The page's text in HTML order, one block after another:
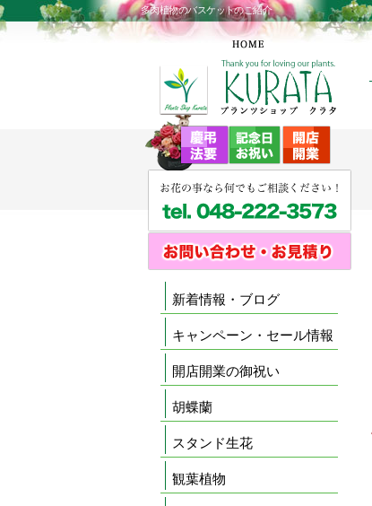
多肉植物のバスケットのご紹介
新着情報・ブログ
キャンペーン・セール情報
開店開業の御祝い
胡蝶蘭
スタンド生花
観葉植物